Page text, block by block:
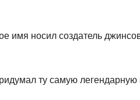
имя носил создатель
ту самую